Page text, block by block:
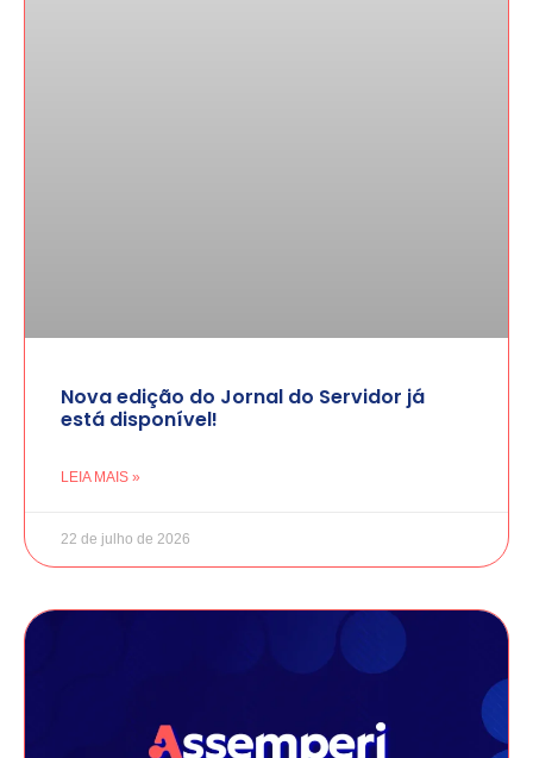
Nova edição do Jornal do Servidor já
está disponível!
LEIA MAIS »
22 de julho de 2026